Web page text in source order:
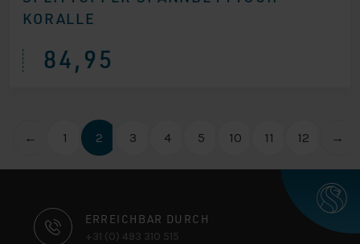
KORALLE
84,95
← 1 2 3 4 5 10 11 12 →
KONTAKTINFORMATIONEN
ERREICHBAR DURCH
+31 (0) 493 310 515